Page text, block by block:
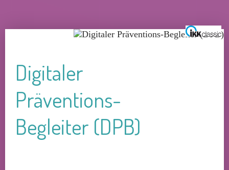
Digitaler
Präventions-
Begleiter (DPB)